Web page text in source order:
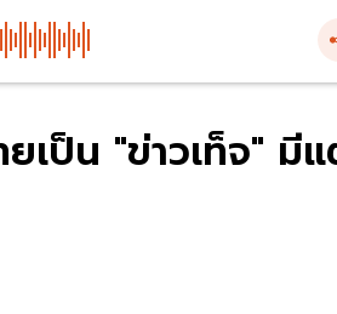
เป็น "ข่าวเท็จ" มี